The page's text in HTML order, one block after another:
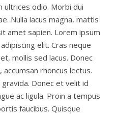
ultrices odio. Morbi dui
Nulla lacus magna, mattis
amet sapien. Lorem ipsum
elit. Cras neque
mollis sed lacus. Donec
rhoncus lectus.
Donec et velit id
ac ligula. Proin a tempus
faucibus. Quisque